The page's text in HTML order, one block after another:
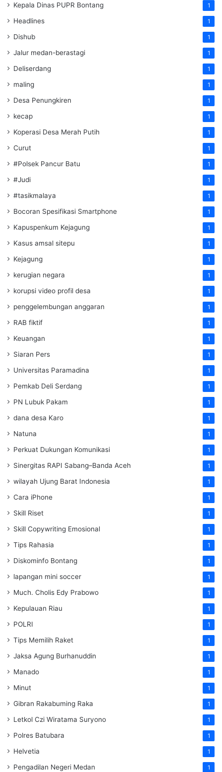
Kepala Dinas PUPR Bontang 1
Headlines 1
Dishub 1
Jalur medan-berastagi 1
Deliserdang 1
maling 1
Desa Penungkiren 1
kecap 1
Koperasi Desa Merah Putih 1
Curut 1
#Polsek Pancur Batu 1
#Judi 1
#tasikmalaya 1
Bocoran Spesifikasi Smartphone 1
Kapuspenkum Kejagung 1
Kasus amsal sitepu 1
Kejagung 1
kerugian negara 1
korupsi video profil desa 1
penggelembungan anggaran 1
RAB fiktif 1
Keuangan 1
Siaran Pers 1
Universitas Paramadina 1
Pemkab Deli Serdang 1
PN Lubuk Pakam 1
dana desa Karo 1
Natuna 1
Perkuat Dukungan Komunikasi 1
Sinergitas RAPI Sabang–Banda Aceh 1
wilayah Ujung Barat Indonesia 1
Cara iPhone 1
Skill Riset 1
Skill Copywriting Emosional 1
Tips Rahasia 1
Diskominfo Bontang 1
lapangan mini soccer 1
Much. Cholis Edy Prabowo 1
Kepulauan Riau 1
POLRI 1
Tips Memilih Raket 1
Jaksa Agung Burhanuddin 1
Manado 1
Minut 1
Gibran Rakabuming Raka 1
Letkol Czi Wiratama Suryono 1
Polres Batubara 1
Helvetia 1
Pengadilan Negeri Medan 1